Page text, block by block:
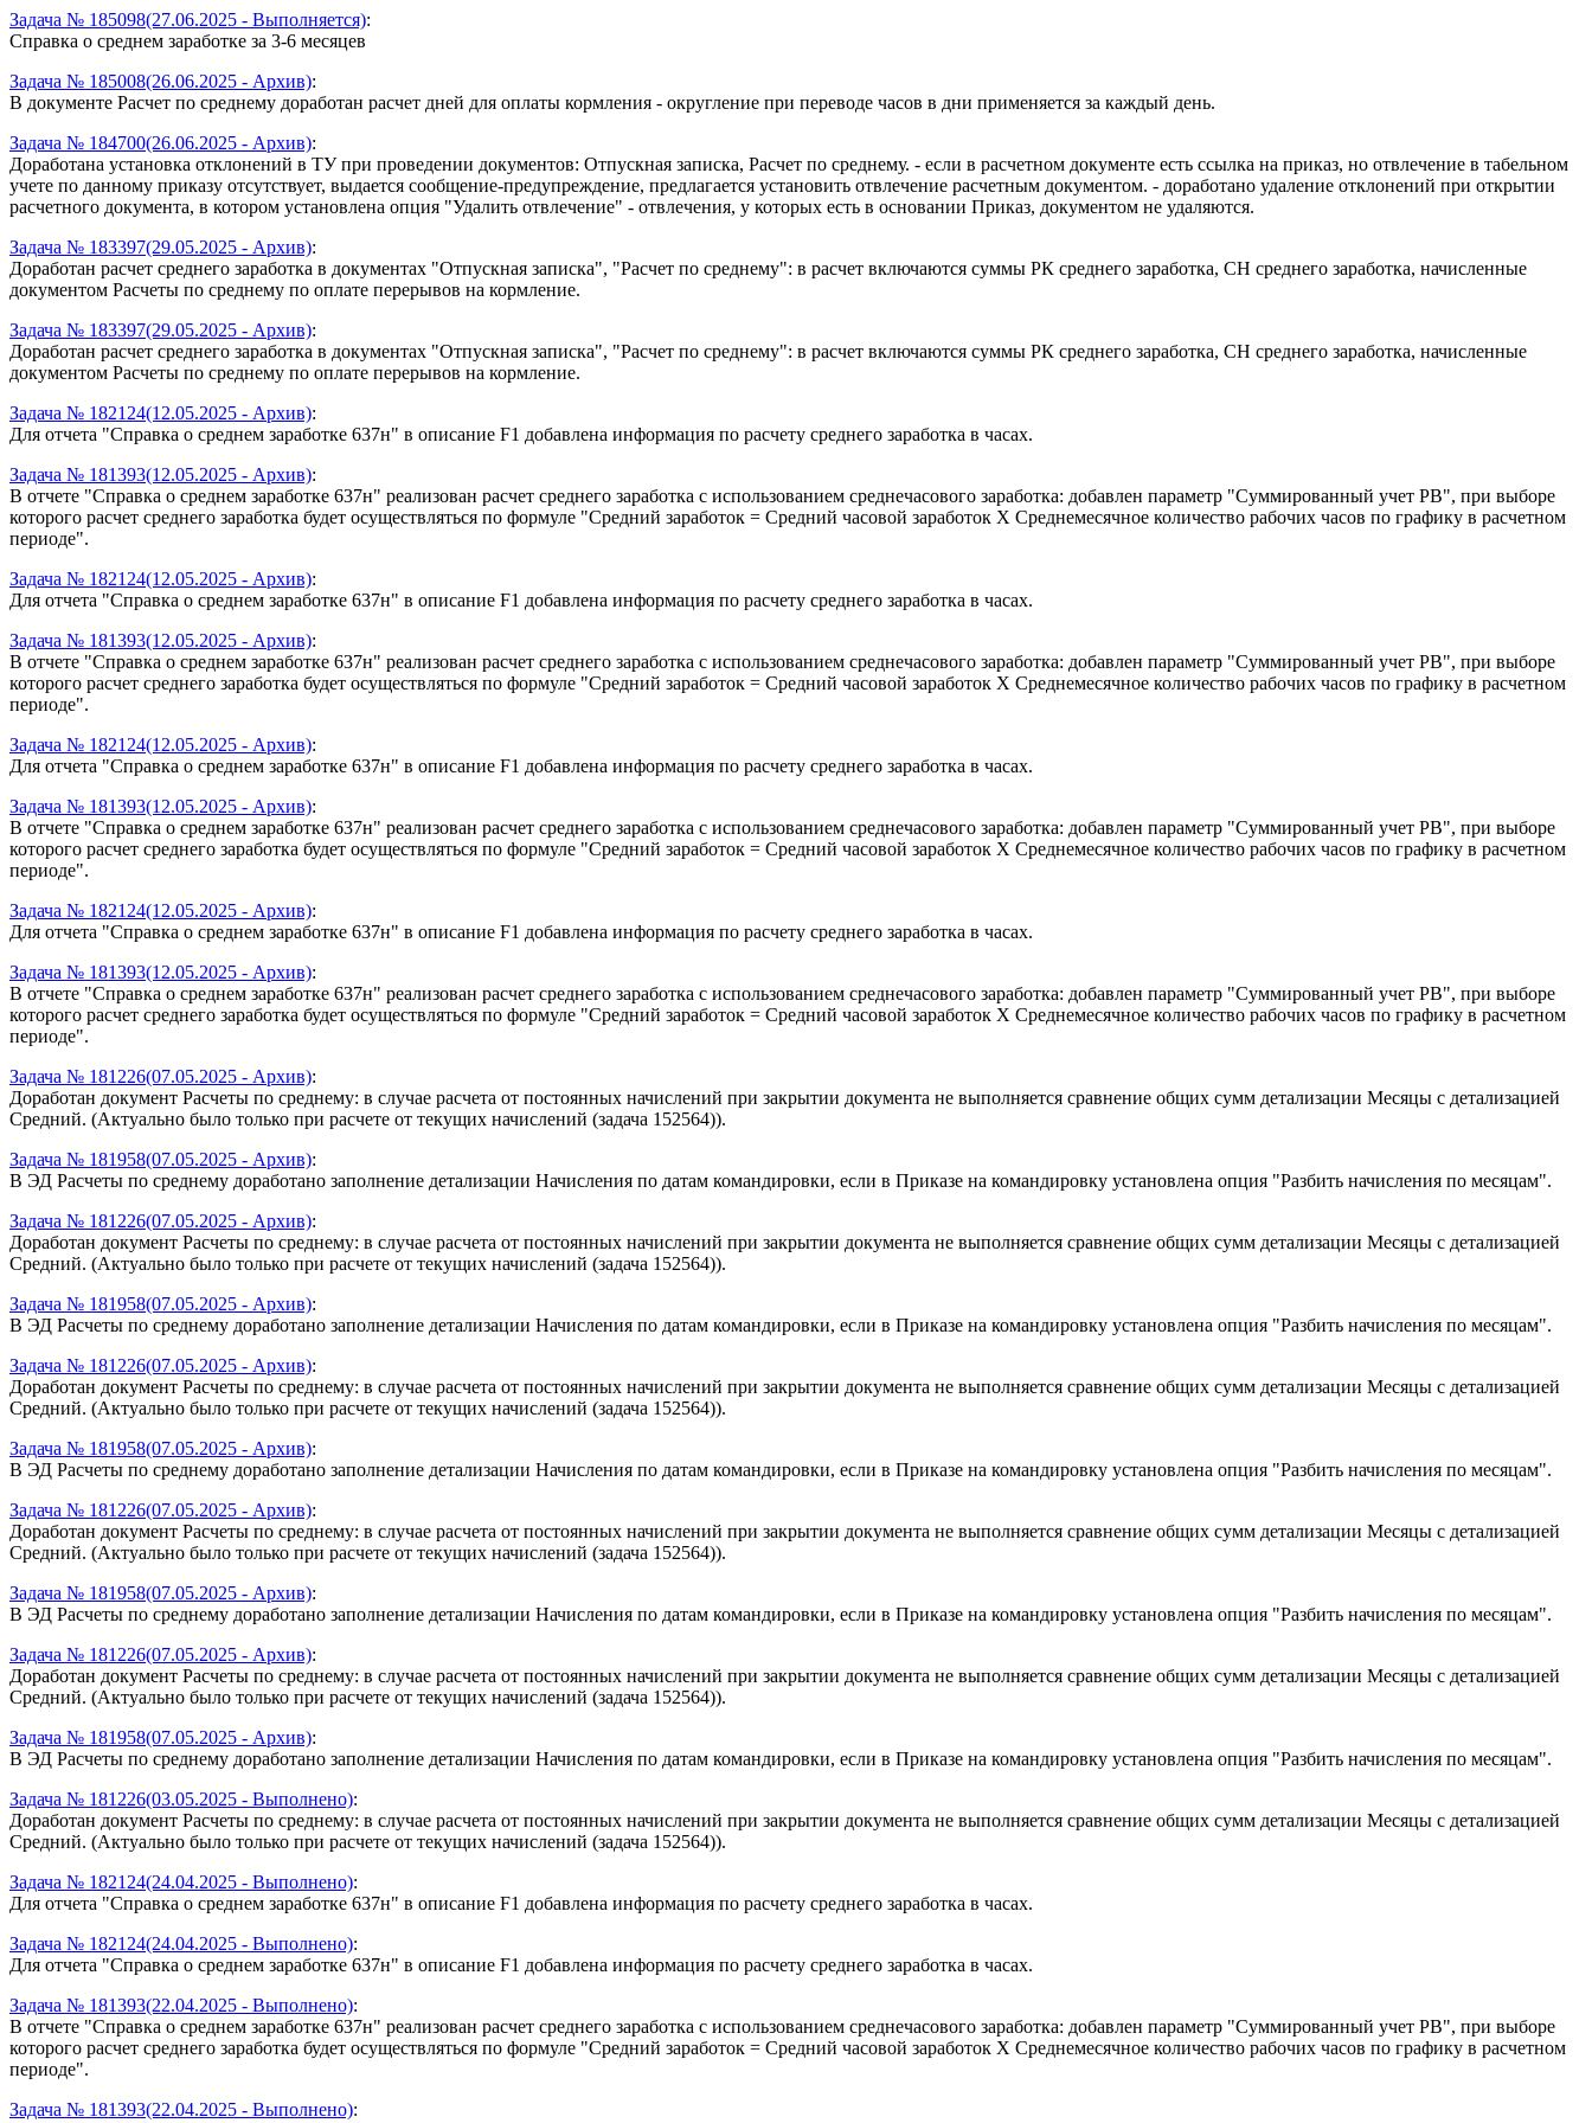
Задача № 185098(27.06.2025 - Выполняется):
Справка о среднем заработке за 3-6 месяцев
Задача № 185008(26.06.2025 - Архив):
В документе Расчет по среднему доработан расчет дней для оплаты кормления - округление при переводе часов в дни применяется за каждый день.
Задача № 184700(26.06.2025 - Архив):
Доработана установка отклонений в ТУ при проведении документов: Отпускная записка, Расчет по среднему. - если в расчетном документе есть ссылка на приказ, но отвлечение в табельном
учете по данному приказу отсутствует, выдается сообщение-предупреждение, предлагается установить отвлечение расчетным документом. - доработано удаление отклонений при открытии
расчетного документа, в котором установлена опция "Удалить отвлечение" - отвлечения, у которых есть в основании Приказ, документом не удаляются.
Задача № 183397(29.05.2025 - Архив):
Доработан расчет среднего заработка в документах "Отпускная записка", "Расчет по среднему": в расчет включаются суммы РК среднего заработка, СН среднего заработка, начисленные
документом Расчеты по среднему по оплате перерывов на кормление.
Задача № 183397(29.05.2025 - Архив):
Доработан расчет среднего заработка в документах "Отпускная записка", "Расчет по среднему": в расчет включаются суммы РК среднего заработка, СН среднего заработка, начисленные
документом Расчеты по среднему по оплате перерывов на кормление.
Задача № 182124(12.05.2025 - Архив):
Для отчета "Справка о среднем заработке 637н" в описание F1 добавлена информация по расчету среднего заработка в часах.
Задача № 181393(12.05.2025 - Архив):
В отчете "Справка о среднем заработке 637н" реализован расчет среднего заработка с использованием среднечасового заработка: добавлен параметр "Суммированный учет РВ", при выборе
которого расчет среднего заработка будет осуществляться по формуле "Средний заработок = Средний часовой заработок Х Среднемесячное количество рабочих часов по графику в расчетном
периоде".
Задача № 182124(12.05.2025 - Архив):
Для отчета "Справка о среднем заработке 637н" в описание F1 добавлена информация по расчету среднего заработка в часах.
Задача № 181393(12.05.2025 - Архив):
В отчете "Справка о среднем заработке 637н" реализован расчет среднего заработка с использованием среднечасового заработка: добавлен параметр "Суммированный учет РВ", при выборе
которого расчет среднего заработка будет осуществляться по формуле "Средний заработок = Средний часовой заработок Х Среднемесячное количество рабочих часов по графику в расчетном
периоде".
Задача № 182124(12.05.2025 - Архив):
Для отчета "Справка о среднем заработке 637н" в описание F1 добавлена информация по расчету среднего заработка в часах.
Задача № 181393(12.05.2025 - Архив):
В отчете "Справка о среднем заработке 637н" реализован расчет среднего заработка с использованием среднечасового заработка: добавлен параметр "Суммированный учет РВ", при выборе
которого расчет среднего заработка будет осуществляться по формуле "Средний заработок = Средний часовой заработок Х Среднемесячное количество рабочих часов по графику в расчетном
периоде".
Задача № 182124(12.05.2025 - Архив):
Для отчета "Справка о среднем заработке 637н" в описание F1 добавлена информация по расчету среднего заработка в часах.
Задача № 181393(12.05.2025 - Архив):
В отчете "Справка о среднем заработке 637н" реализован расчет среднего заработка с использованием среднечасового заработка: добавлен параметр "Суммированный учет РВ", при выборе
которого расчет среднего заработка будет осуществляться по формуле "Средний заработок = Средний часовой заработок Х Среднемесячное количество рабочих часов по графику в расчетном
периоде".
Задача № 181226(07.05.2025 - Архив):
Доработан документ Расчеты по среднему: в случае расчета от постоянных начислений при закрытии документа не выполняется сравнение общих сумм детализации Месяцы с детализацией
Средний. (Актуально было только при расчете от текущих начислений (задача 152564)).
Задача № 181958(07.05.2025 - Архив):
В ЭД Расчеты по среднему доработано заполнение детализации Начисления по датам командировки, если в Приказе на командировку установлена опция "Разбить начисления по месяцам".
Задача № 181226(07.05.2025 - Архив):
Доработан документ Расчеты по среднему: в случае расчета от постоянных начислений при закрытии документа не выполняется сравнение общих сумм детализации Месяцы с детализацией
Средний. (Актуально было только при расчете от текущих начислений (задача 152564)).
Задача № 181958(07.05.2025 - Архив):
В ЭД Расчеты по среднему доработано заполнение детализации Начисления по датам командировки, если в Приказе на командировку установлена опция "Разбить начисления по месяцам".
Задача № 181226(07.05.2025 - Архив):
Доработан документ Расчеты по среднему: в случае расчета от постоянных начислений при закрытии документа не выполняется сравнение общих сумм детализации Месяцы с детализацией
Средний. (Актуально было только при расчете от текущих начислений (задача 152564)).
Задача № 181958(07.05.2025 - Архив):
В ЭД Расчеты по среднему доработано заполнение детализации Начисления по датам командировки, если в Приказе на командировку установлена опция "Разбить начисления по месяцам".
Задача № 181226(07.05.2025 - Архив):
Доработан документ Расчеты по среднему: в случае расчета от постоянных начислений при закрытии документа не выполняется сравнение общих сумм детализации Месяцы с детализацией
Средний. (Актуально было только при расчете от текущих начислений (задача 152564)).
Задача № 181958(07.05.2025 - Архив):
В ЭД Расчеты по среднему доработано заполнение детализации Начисления по датам командировки, если в Приказе на командировку установлена опция "Разбить начисления по месяцам".
Задача № 181226(07.05.2025 - Архив):
Доработан документ Расчеты по среднему: в случае расчета от постоянных начислений при закрытии документа не выполняется сравнение общих сумм детализации Месяцы с детализацией
Средний. (Актуально было только при расчете от текущих начислений (задача 152564)).
Задача № 181958(07.05.2025 - Архив):
В ЭД Расчеты по среднему доработано заполнение детализации Начисления по датам командировки, если в Приказе на командировку установлена опция "Разбить начисления по месяцам".
Задача № 181226(03.05.2025 - Выполнено):
Доработан документ Расчеты по среднему: в случае расчета от постоянных начислений при закрытии документа не выполняется сравнение общих сумм детализации Месяцы с детализацией
Средний. (Актуально было только при расчете от текущих начислений (задача 152564)).
Задача № 182124(24.04.2025 - Выполнено):
Для отчета "Справка о среднем заработке 637н" в описание F1 добавлена информация по расчету среднего заработка в часах.
Задача № 182124(24.04.2025 - Выполнено):
Для отчета "Справка о среднем заработке 637н" в описание F1 добавлена информация по расчету среднего заработка в часах.
Задача № 181393(22.04.2025 - Выполнено):
В отчете "Справка о среднем заработке 637н" реализован расчет среднего заработка с использованием среднечасового заработка: добавлен параметр "Суммированный учет РВ", при выборе
которого расчет среднего заработка будет осуществляться по формуле "Средний заработок = Средний часовой заработок Х Среднемесячное количество рабочих часов по графику в расчетном
периоде".
Задача № 181393(22.04.2025 - Выполнено):